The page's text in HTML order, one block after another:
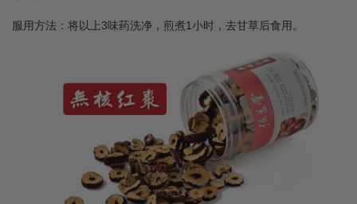
服用方法：将以上3味药洗净，煎煮1小时，去甘草后食用。